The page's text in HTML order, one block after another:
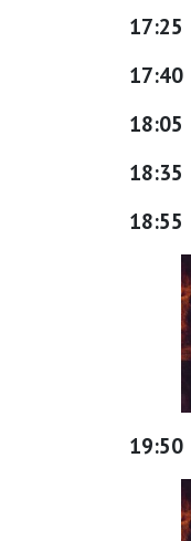
17:25
17:40
18:05
18:35
18:55
19:50